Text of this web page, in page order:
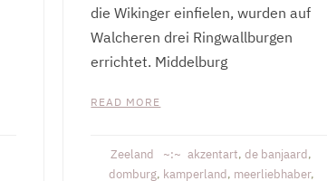
die Wikinger einfielen, wurden auf
Walcheren drei Ringwallburgen
errichtet. Middelburg
READ MORE
Zeeland akzentart, de banjaard,
domburg, kamperland, meerliebhaber,